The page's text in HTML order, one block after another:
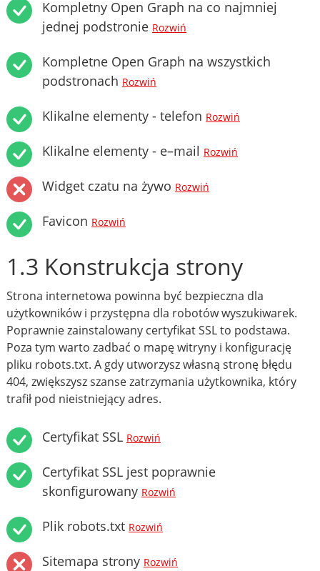
Kompletny Open Graph na co najmniej
jednej podstronie Rozwiń
Kompletne Open Graph na wszystkich
podstronach Rozwiń
Klikalne elementy - telefon Rozwiń
Klikalne elementy - e–mail Rozwiń
Widget czatu na żywo Rozwiń
Favicon Rozwiń
1.3 Konstrukcja strony
Strona internetowa powinna być bezpieczna dla
użytkowników i przystępna dla robotów wyszukiwarek.
Poprawnie zainstalowany certyfikat SSL to podstawa.
Poza tym warto zadbać o mapę witryny i konfigurację
pliku robots.txt. A gdy utworzysz własną stronę błędu
404, zwiększysz szanse zatrzymania użytkownika, który
trafił pod nieistniejący adres.
Certyfikat SSL Rozwiń
Certyfikat SSL jest poprawnie
skonfigurowany Rozwiń
Plik robots.txt Rozwiń
Sitemapa strony Rozwiń